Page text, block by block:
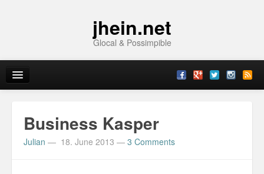
jhein.net
Glocal & Possimpible
Business Kasper
Julian — 18. June 2013 — 3 Comments